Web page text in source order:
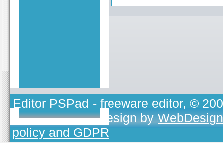
Editor PSPad - freeware editor, ©
TOJEONO.CZ, design by
policy and GDPR